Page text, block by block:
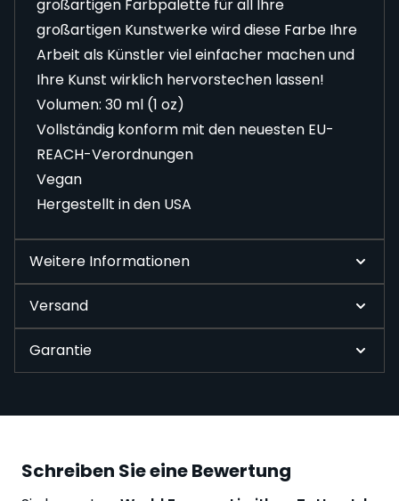
großartigen Farbpalette für all Ihre
großartigen Kunstwerke wird diese Farbe Ihre
Arbeit als Künstler viel einfacher machen und
Ihre Kunst wirklich hervorstechen lassen!
Volumen: 30 ml (1 oz)
Vollständig konform mit den neuesten EU-
REACH-Verordnungen
Vegan
Hergestellt in den USA
Weitere Informationen
Versand
Garantie
Schreiben Sie eine Bewertung